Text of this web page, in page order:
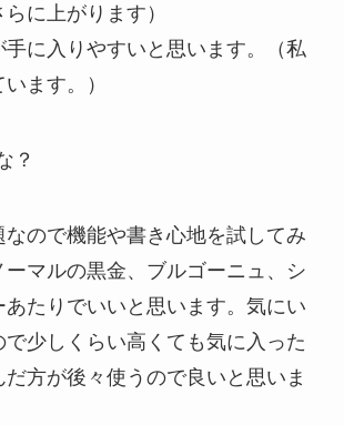
に上がります）
手に入りやすいと思います。（私
ます。）
？
なので機能や書き心地を試してみ
ーマルの黒金、ブルゴーニュ、シ
あたりでいいと思います。気にい
で少しくらい高くても気に入った
方が後々使うので良いと思いま